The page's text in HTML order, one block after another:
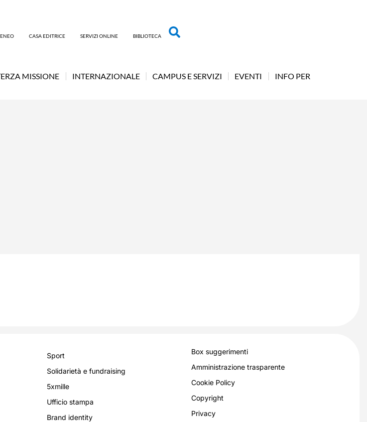
CASA EDITRICE SERVIZI ONLINE BIBLIOTECA
MISSIONE INTERNAZIONALE CAMPUS E SERVIZI EVENTI INFO PER
Sport
Solidarietà e fundraising
5xmille
Ufficio stampa
Brand identity
Box suggerimenti
Amministrazione trasparente
Cookie Policy
Copyright
Privacy